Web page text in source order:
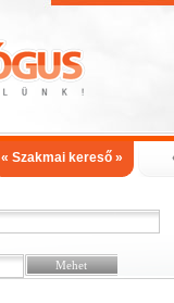
« Szakmai kereső »